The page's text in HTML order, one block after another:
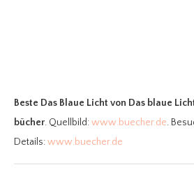
Beste Das Blaue Licht von Das blaue
bücher. Quellbild:www.buecher.de.
Details:www.buecher.de